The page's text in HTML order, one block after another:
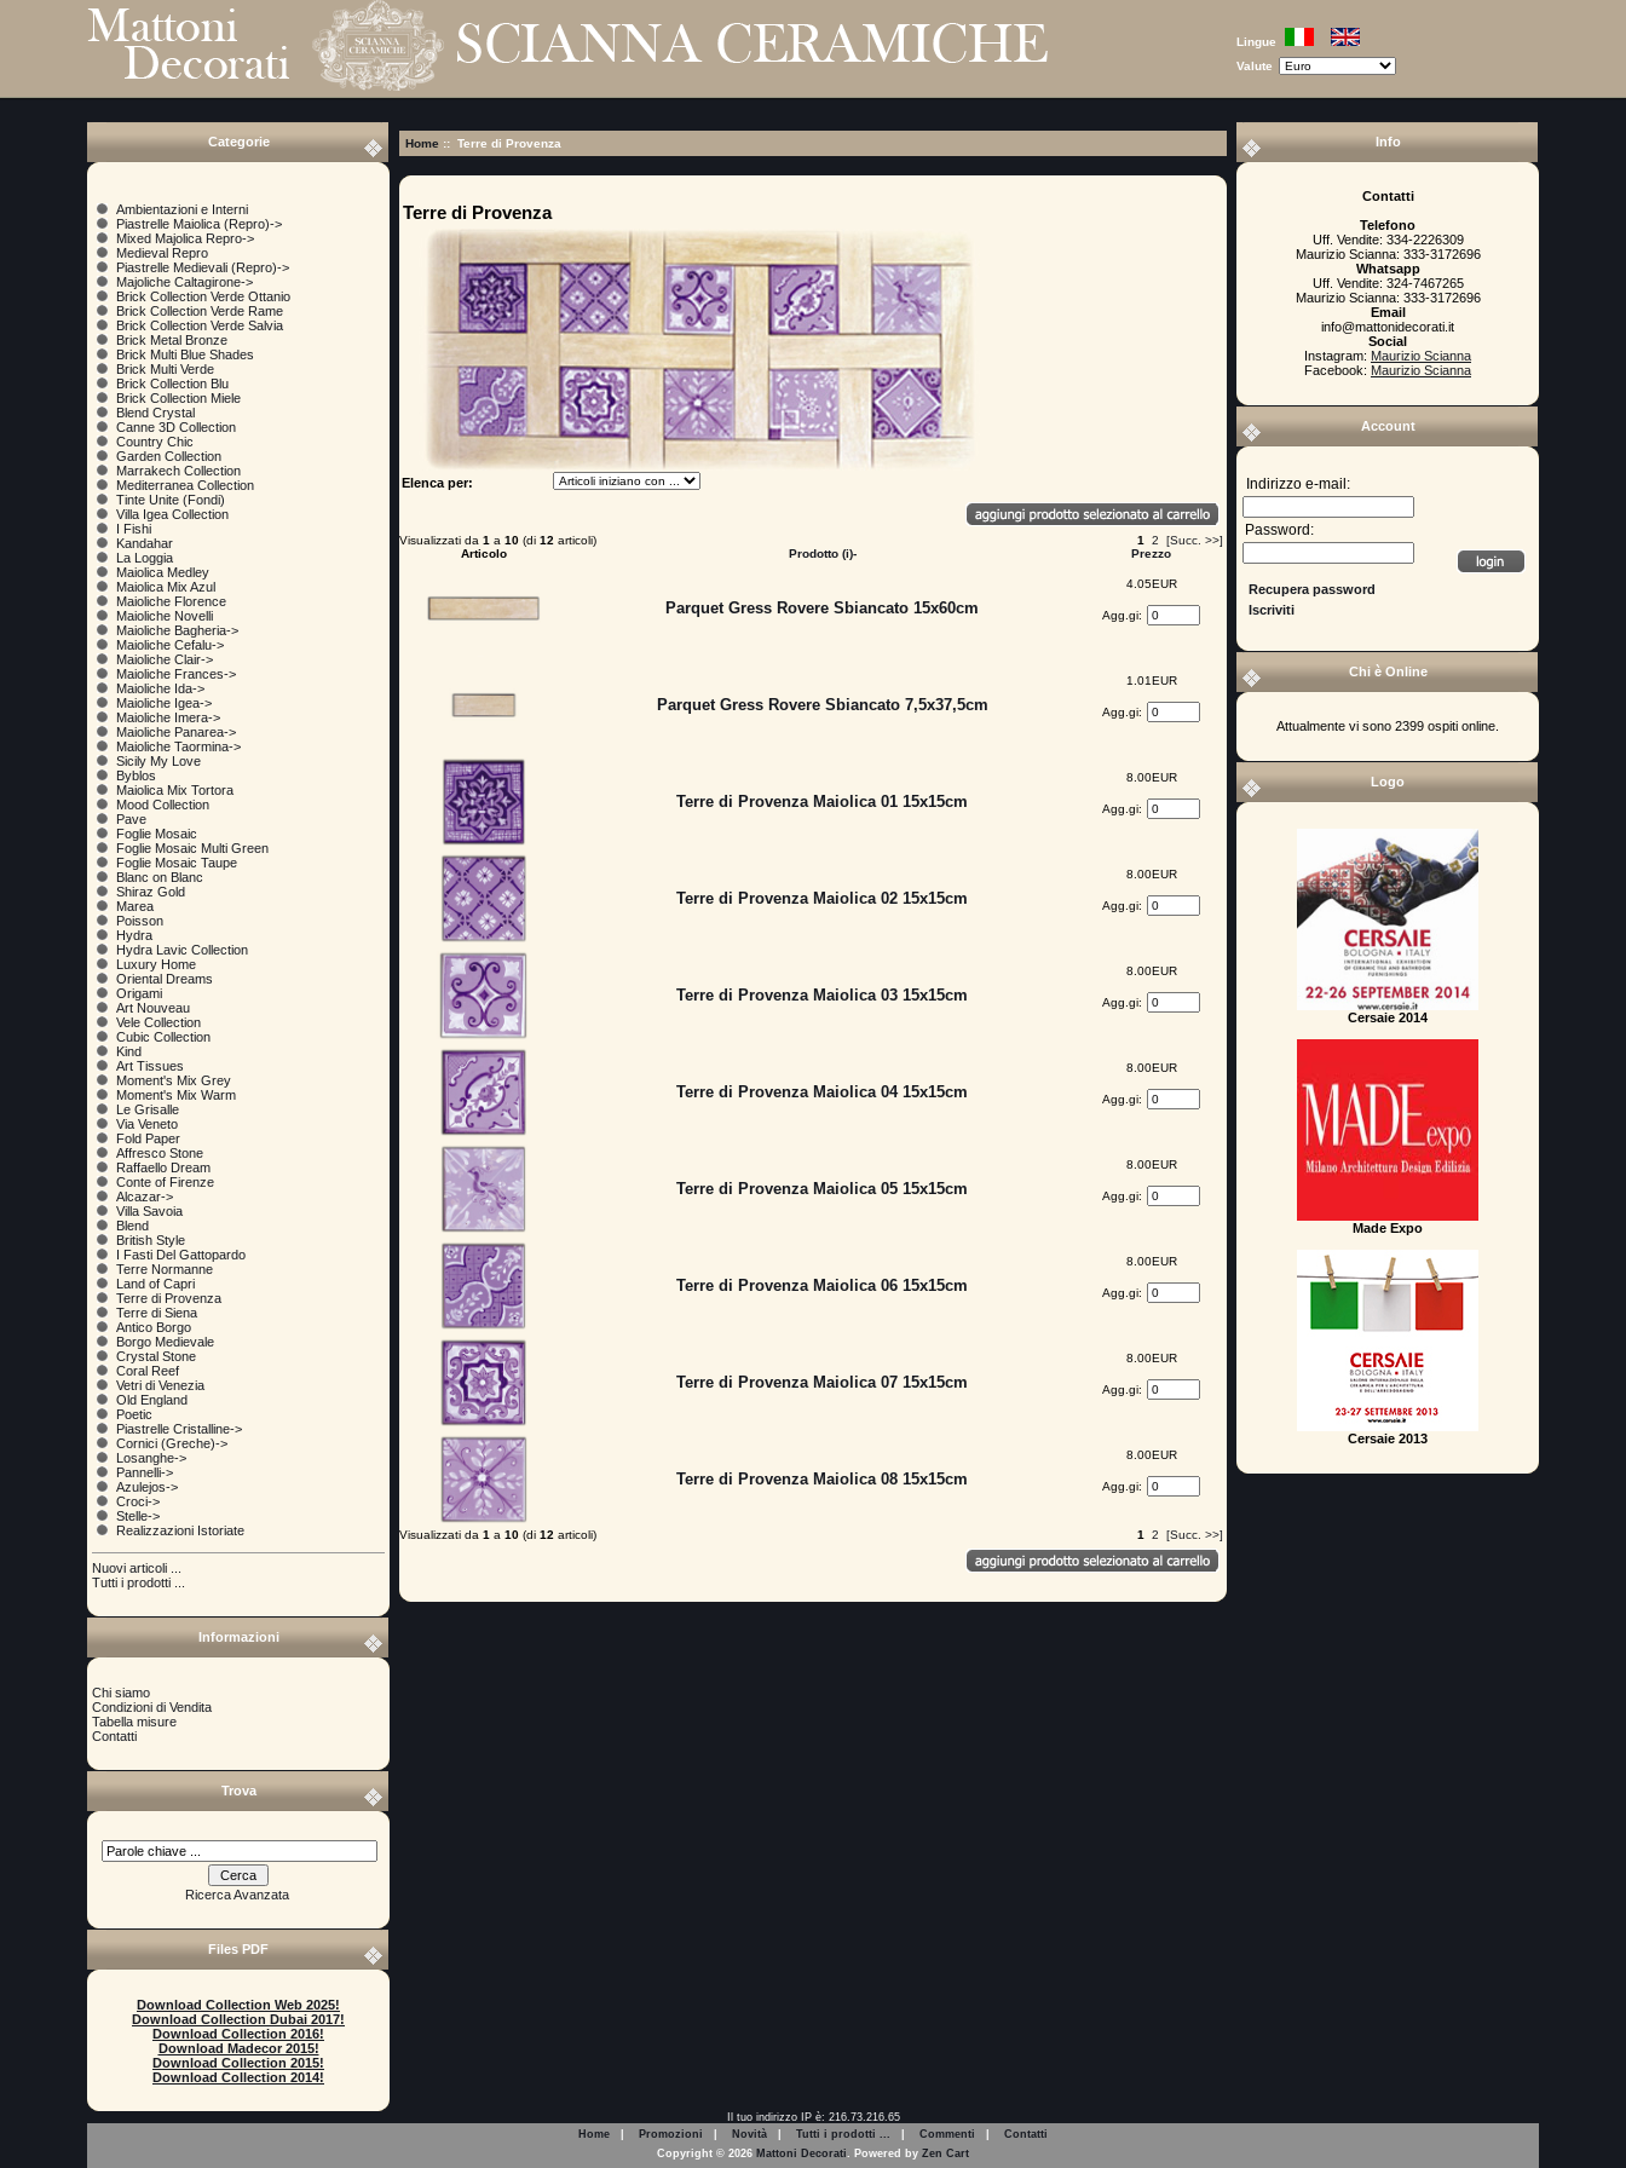
Lingue
Valute
Categorie
Ambientazioni e Interni
Piastrelle Maiolica (Repro)->
Mixed Majolica Repro->
Medieval Repro
Piastrelle Medievali (Repro)->
Majoliche Caltagirone->
Brick Collection Verde Ottanio
Brick Collection Verde Rame
Brick Collection Verde Salvia
Brick Metal Bronze
Brick Multi Blue Shades
Brick Multi Verde
Brick Collection Blu
Brick Collection Miele
Blend Crystal
Canne 3D Collection
Country Chic
Garden Collection
Marrakech Collection
Mediterranea Collection
Tinte Unite (Fondi)
Villa Igea Collection
I Fishi
Kandahar
La Loggia
Maiolica Medley
Maiolica Mix Azul
Maioliche Florence
Maioliche Novelli
Maioliche Bagheria->
Maioliche Cefalu->
Maioliche Clair->
Maioliche Frances->
Maioliche Ida->
Maioliche Igea->
Maioliche Imera->
Maioliche Panarea->
Maioliche Taormina->
Sicily My Love
Byblos
Maiolica Mix Tortora
Mood Collection
Pave
Foglie Mosaic
Foglie Mosaic Multi Green
Foglie Mosaic Taupe
Blanc on Blanc
Shiraz Gold
Marea
Poisson
Hydra
Hydra Lavic Collection
Luxury Home
Oriental Dreams
Origami
Art Nouveau
Vele Collection
Cubic Collection
Kind
Art Tissues
Moment's Mix Grey
Moment's Mix Warm
Le Grisalle
Via Veneto
Fold Paper
Affresco Stone
Raffaello Dream
Conte of Firenze
Alcazar->
Villa Savoia
Blend
British Style
I Fasti Del Gattopardo
Terre Normanne
Land of Capri
Terre di Provenza
Terre di Siena
Antico Borgo
Borgo Medievale
Crystal Stone
Coral Reef
Vetri di Venezia
Old England
Poetic
Piastrelle Cristalline->
Cornici (Greche)->
Losanghe->
Pannelli->
Azulejos->
Croci->
Stelle->
Realizzazioni Istoriate
Nuovi articoli ...
Tutti i prodotti ...
Informazioni
Chi siamo
Condizioni di Vendita
Tabella misure
Contatti
Trova
Ricerca Avanzata
Files PDF
Download Collection Web 2025!
Download Collection Dubai 2017!
Download Collection 2016!
Download Madecor 2015!
Download Collection 2015!
Download Collection 2014!
Home :: Terre di Provenza
Terre di Provenza
Elenca per:
Visualizzati da 1 a 10 (di 12 articoli) 1 2
[Succ. >>]
Articolo
Prodotto (i)- Prezzo
Parquet Gress Rovere Sbiancato 15x60cm
4.05EUR
Agg.gi:
Parquet Gress Rovere Sbiancato 7,5x37,5cm
1.01EUR
Agg.gi:
Terre di Provenza Maiolica 01 15x15cm
8.00EUR
Agg.gi:
Terre di Provenza Maiolica 02 15x15cm
8.00EUR
Agg.gi:
Terre di Provenza Maiolica 03 15x15cm
8.00EUR
Agg.gi:
Terre di Provenza Maiolica 04 15x15cm
8.00EUR
Agg.gi:
Terre di Provenza Maiolica 05 15x15cm
8.00EUR
Agg.gi:
Terre di Provenza Maiolica 06 15x15cm
8.00EUR
Agg.gi:
Terre di Provenza Maiolica 07 15x15cm
8.00EUR
Agg.gi:
Terre di Provenza Maiolica 08 15x15cm
8.00EUR
Agg.gi:
Visualizzati da 1 a 10 (di 12 articoli) 1 2 [Succ. >>]
Info
Contatti
Telefono
Uff. Vendite: 334-2226309
Maurizio Scianna: 333-3172696
Whatsapp
Uff. Vendite: 324-7467265
Maurizio Scianna: 333-3172696
Email
info@mattonidecorati.it
Social
Instagram: Maurizio Scianna
Facebook: Maurizio Scianna
Account
Indirizzo e-mail:
Password:
Recupera password
Iscriviti
Chi è Online
Attualmente vi sono 2399 ospiti online.
Logo
Cersaie 2014
Made Expo
Cersaie 2013
Il tuo indirizzo IP è: 216.73.216.65
Home
Promozioni Novità Tutti i prodotti ... Commenti
Contatti
Copyright © 2026 Mattoni Decorati . Powered by Zen Cart